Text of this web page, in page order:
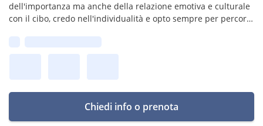
dell'importanza ma anche della relazione emotiva e culturale
con il cibo, credo nell'individualità e opto sempre per percorsi
Chiedi info o prenota